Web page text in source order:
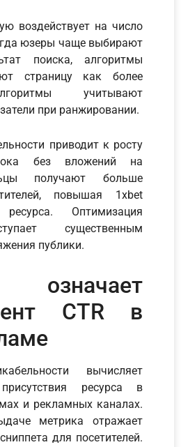
воздействует на число
юзеры чаще выбирают
поиска, алгоритмы
страницу как более
учитывают
при ранжировании.
приводит к росту
без вложений на
получают больше
повышая 1xbet
ресурса. Оптимизация
существенным
публики.
CTR в
вычисляет
присутствия ресурса в
и рекламных каналах.
метрика отражает
для посетителей.